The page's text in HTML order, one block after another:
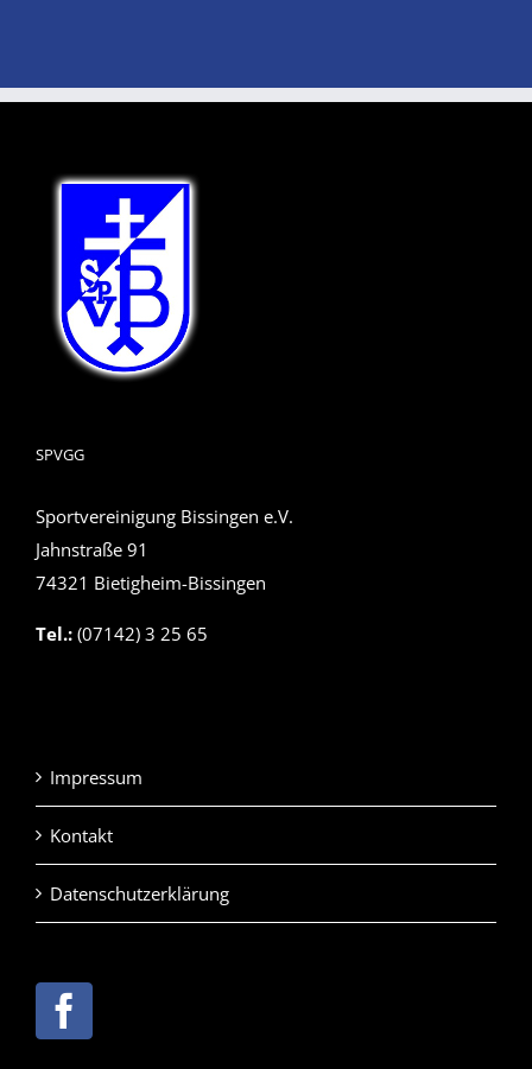
SPVGG
Sportvereinigung Bissingen e.V.
Jahnstraße 91
74321 Bietigheim-Bissingen
Tel.: (07142) 3 25 65
Impressum
Kontakt
Datenschutzerklärung